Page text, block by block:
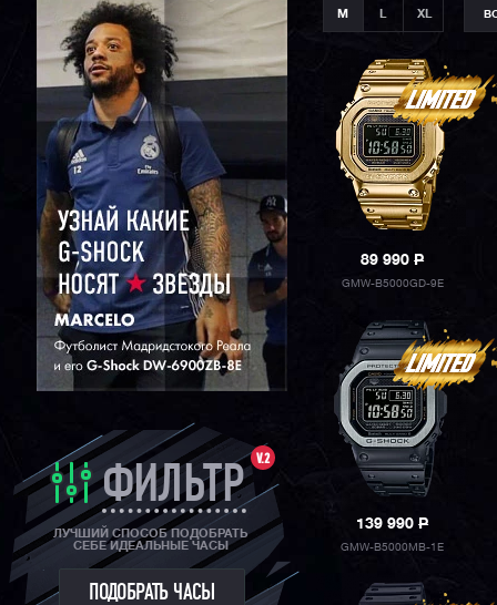
CASIO BABY-G
CASIO PRO TREK
CASIO EDIFICE
CITIZEN
SEIKO
ORIENT
V.2
ФИЛЬТР
ЛУЧШИЙ СПОСОБ ПОДОБРАТЬ
СЕБЕ ИДЕАЛЬНЫЕ ЧАСЫ
ПОДОБРАТЬ ЧАСЫ
M XL
89 990P
GMW-B5000GD-9E
139 990P
GMW-B5000MB-1E